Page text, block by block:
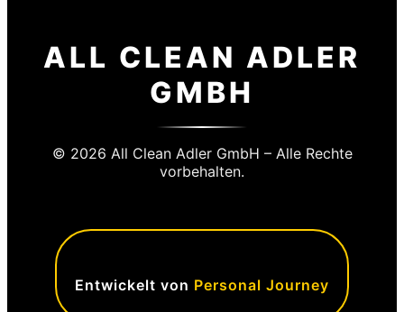
ALL CLEAN ADLER
GMBH
© 2026 All Clean Adler GmbH – Alle Rechte
vorbehalten.
Entwickelt von Personal Journey